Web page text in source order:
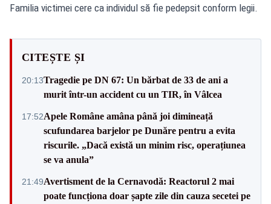
Familia victimei cere ca individul să fie pedepsit conform legii.
CITEȘTE ȘI
20:13Tragedie pe DN 67: Un bărbat de 33 de ani a
murit într-un accident cu un TIR, în Vâlcea
17:52Apele Române amâna până joi dimineață
scufundarea barjelor pe Dunăre pentru a evita
riscurile. „Dacă există un minim risc, operațiunea
se va anula”
21:49Avertisment de la Cernavodă: Reactorul 2 mai
poate funcționa doar șapte zile din cauza secetei pe